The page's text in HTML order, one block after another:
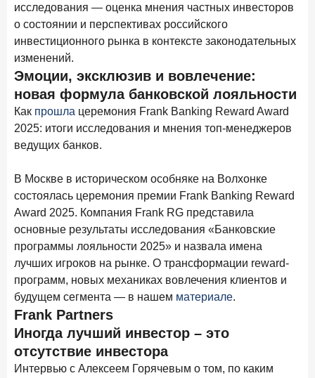
10 марта 2026 года ИССЛЕДОВАНИЕ
Куда уходят деньги? Frank RG исследует рынок
вкладов
6 марта 2026 года
По итогам февраля 2026 года объем выдач кредитов
составил 748,4 млрд руб.
25 февраля 2026 года ИССЛЕДОВАНИЕ
Ипотека. Итоги работы крупнейших ипотечных банков
18 февраля 2026 года
Не по цене, а по ценности: как россияне выбирали
17 февраля 2026 года ИССЛЕДОВАНИЕ
Бизнес на маркетплейсах: новичкам здесь больше не
место
6 февраля 2026 года
По итогам января 2026 года объем выдач кредитов
составил 822,8 млрд руб.
2 февраля 2026 года ИССЛЕДОВАНИЕ
исследования — оценка мнения частных инвесторов
о состоянии и перспективах российского
инвестиционного рынка в контексте законодательных
изменений.
Эмоции, эксклюзив и вовлечение:
новая формула банковской лояльности
Как прошла церемония Frank Banking Reward Award
2025: итоги исследования и мнения топ-менеджеров
ведущих банков.
В Москве в историческом особняке на Волхонке
состоялась церемония премии Frank Banking Reward
Award 2025. Компания Frank RG представила
основные результаты исследования «Банковские
программы лояльности 2025» и назвала имена
лучших игроков на рынке. О трансформации reward-
программ, новых механиках вовлечения клиентов и
будущем сегмента — в нашем материале.
Frank Partners
Иногда лучший инвестор – это
отсутствие инвестора
Интервью с Алексеем Горячевым о том, по каким